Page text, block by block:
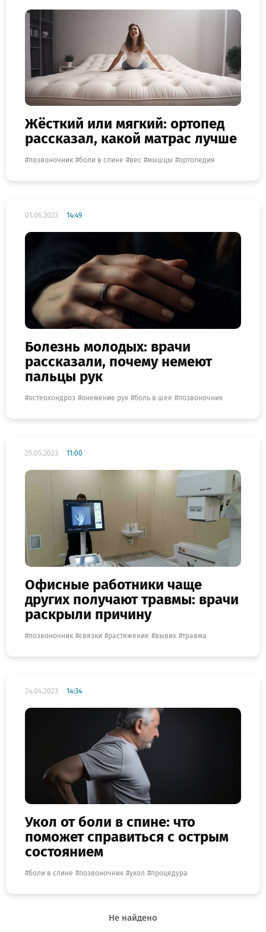
Жёсткий или мягкий: ортопед
рассказал, какой матрас лучше
позвоночник боли в спине вес мышцы ортопедия
01.06.2023 14:49
Болезнь молодых: врачи
рассказали, почему немеют
пальцы рук
остеохондроз онемение рук боль в шее позвоночник
25.05.2023 11:00
Офисные работники чаще
других получают травмы: врачи
раскрыли причину
позвоночник связки растяжение вывих травма
24.04.2023 14:34
Укол от боли в спине: что
поможет справиться с острым
состоянием
боли в спине позвоночник укол процедура